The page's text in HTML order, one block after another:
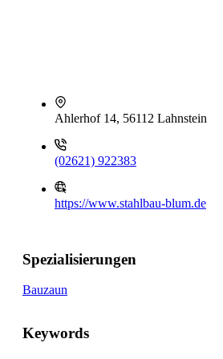
Ahlerhof 14, 56112 Lahnstein
(02621) 922383
https://www.stahlbau-blum.de
Spezialisierungen
Bauzaun
Keywords